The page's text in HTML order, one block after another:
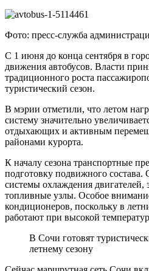
Фото: пресс-служба
С 1 июня до конца сентября в
движения автобусов. Власти
традиционного роста
туристический сезон.
В мэрии отметили, что летом
систему значительно
отдыхающих и активным
районами курорта.
К началу сезона транспортные
подготовку подвижного
системы охлаждения двигателей,
топливные узлы. Особое
кондиционеров, поскольку в
работают при высокой
В Сочи готовят
летнему сезону